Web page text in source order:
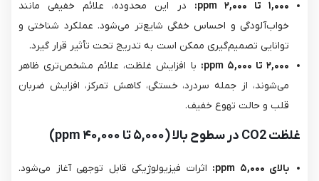
۱,۰۰۰ تا ۲,۰۰۰ ppm:
در این محدوده، علائم خفیفی مانند
خواب‌آلودگی و احساس خفگی شایع‌تر می‌شود. عملکرد شناختی و
توانایی تصمیم‌گیری ممکن است به تدریج تحت تأثیر قرار گیرد.
۲,۰۰۰ تا ۵,۰۰۰ ppm:
با افزایش غلظت، علائم مشخص‌تری ظاهر
می‌شوند، از جمله سردرد، خستگی، کاهش تمرکز، افزایش ضربان
قلب و حالت تهوع خفیف.
غلظت CO2 در سطوح بالا (۵,۰۰۰ تا ۴۰,۰۰۰ ppm)
بالای ۵,۰۰۰ ppm
: اثرات فیزیولوژیکی قابل توجهی آغاز می‌شود.